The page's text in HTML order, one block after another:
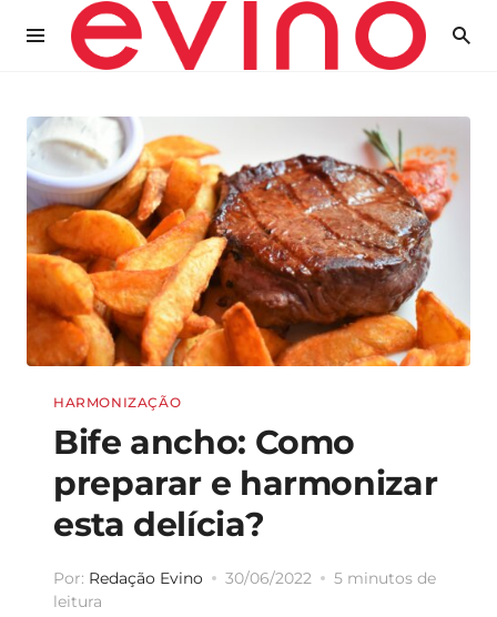
HARMONIZAÇÃO
Bife ancho: Como
preparar e harmonizar
esta delícia?
Por: Redação Evino 30/06/2022
5 minutos de
leitura